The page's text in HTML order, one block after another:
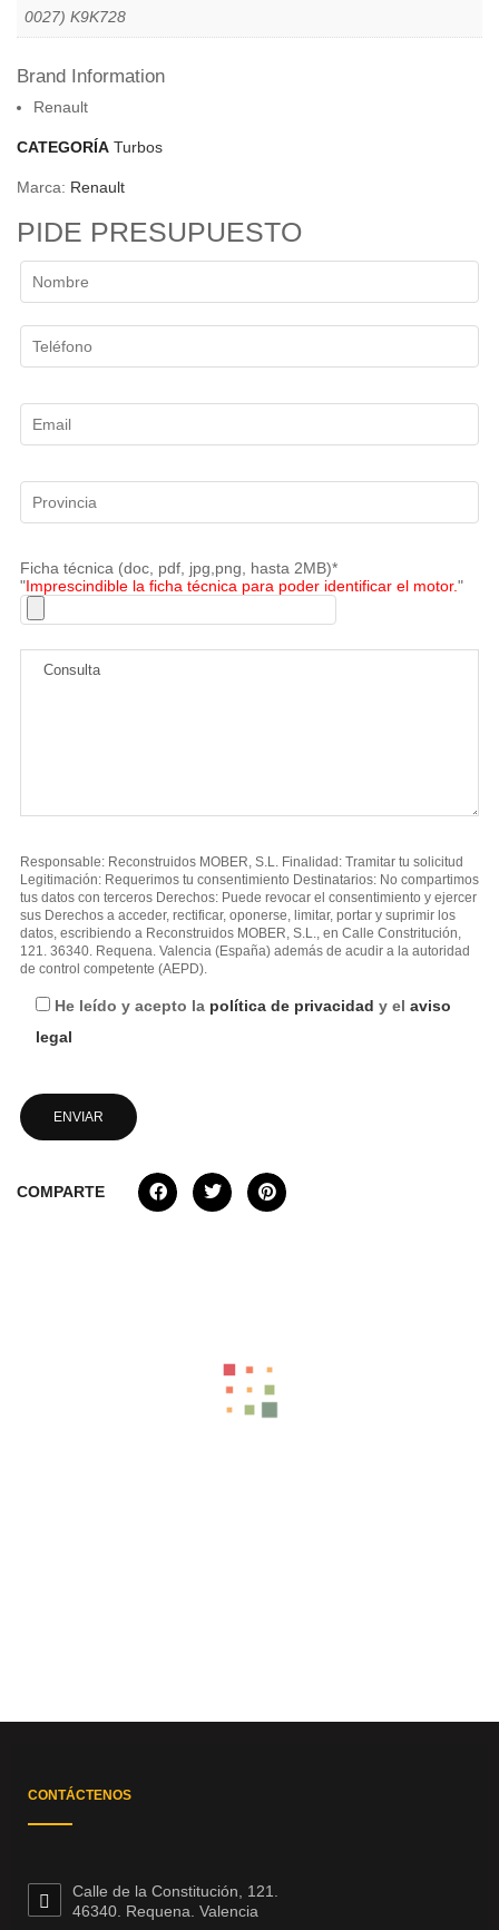
0027) K9K728
Brand Information
Renault
CATEGORÍA Turbos
Marca: Renault
PIDE PRESUPUESTO
Ficha técnica (doc, pdf, jpg,png, hasta 2MB)*
"Imprescindible la ficha técnica para poder identificar el motor."
Responsable: Reconstruidos MOBER, S.L. Finalidad: Tramitar tu solicitud
Legitimación: Requerimos tu consentimiento Destinatarios: No compartimos
tus datos con terceros Derechos: Puede revocar el consentimiento y ejercer
sus Derechos a acceder, rectificar, oponerse, limitar, portar y suprimir los
datos, escribiendo a Reconstruidos MOBER, S.L., en Calle Constritución,
121. 36340. Requena. Valencia (España) además de acudir a la autoridad
de control competente (AEPD).
He leído y acepto la política de privacidad y el aviso
legal
COMPARTE
CONTÁCTENOS
Calle de la Constitución, 121.
46340. Requena. Valencia